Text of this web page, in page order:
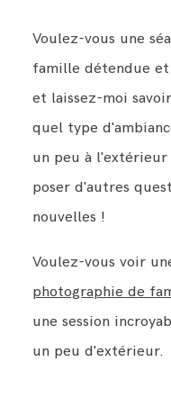
Voulez-vous une
famille détendue et
et laissez-moi
quel type
un peu à l'extérieur
poser d'autres
nouvelles !
Voulez-vous voir
photographie de
une session
un peu d'extérieur.